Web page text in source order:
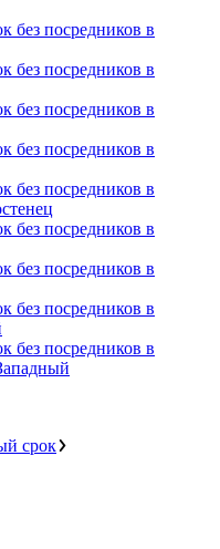
без посредников в
без посредников в
без посредников в
без посредников в
без посредников в
без посредников в
без посредников в
без посредников в
без посредников в
срок